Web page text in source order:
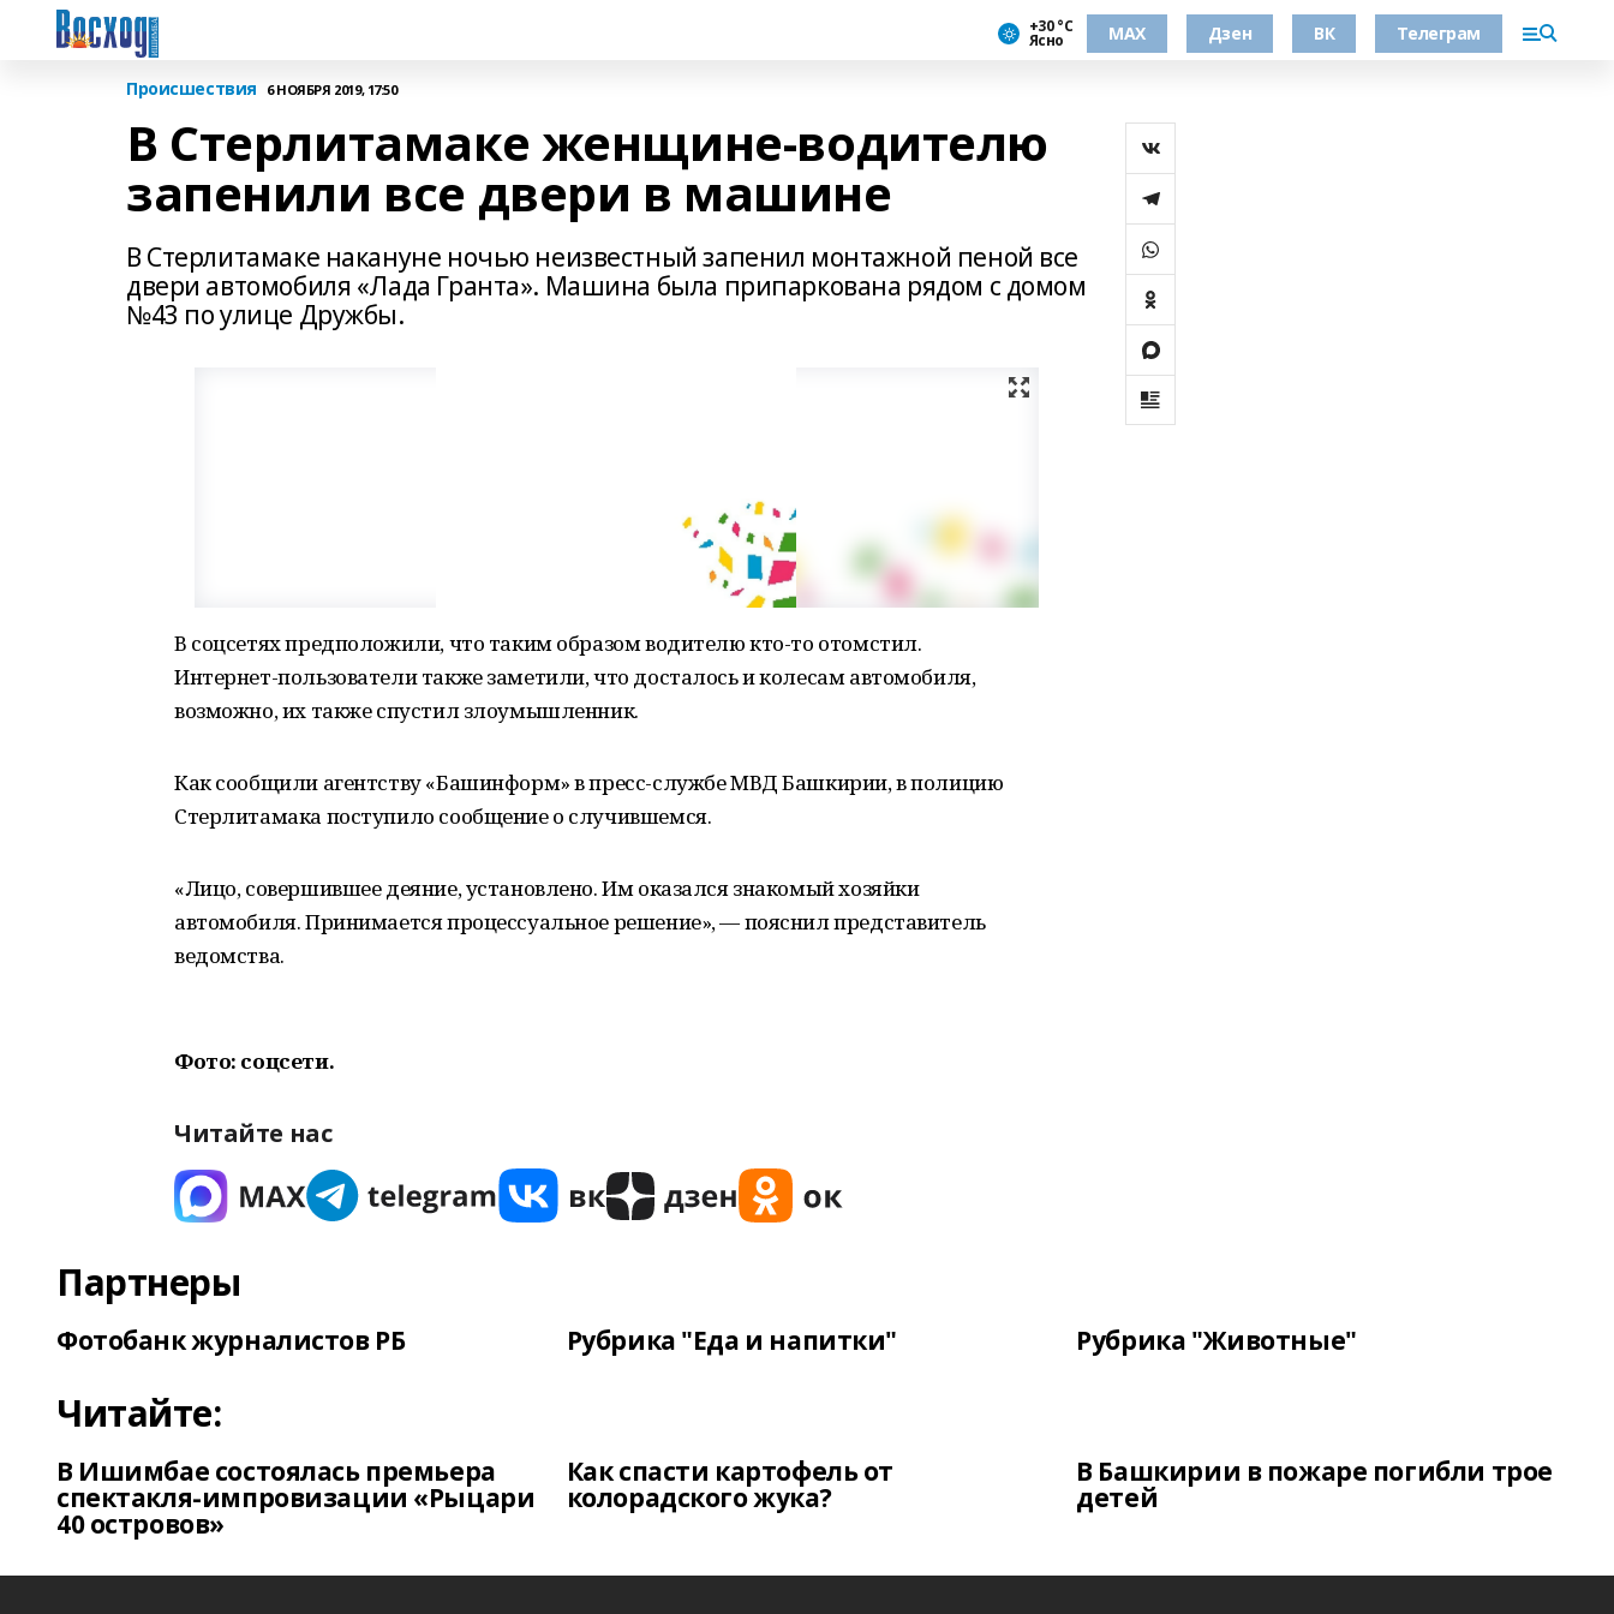
+30 °С
Ясно МАХ Дзен ВК Телеграм
Происшествия 6 НОЯБРЯ 2019, 17:50
В Стерлитамаке женщине-водителю
запенили все двери в машине
В Стерлитамаке накануне ночью неизвестный запенил монтажной пеной все
двери автомобиля «Лада Гранта». Машина была припаркована рядом с домом
№43 по улице Дружбы.
В соцсетях предположили, что таким образом водителю кто-то отомстил.
Интернет-пользователи также заметили, что досталось и колесам автомобиля,
возможно, их также спустил злоумышленник.
Как сообщили агентству «Башинформ» в пресс-службе МВД Башкирии, в полицию
Стерлитамака поступило сообщение о случившемся.
«Лицо, совершившее деяние, установлено. Им оказался знакомый хозяйки
автомобиля. Принимается процессуальное решение», — пояснил представитель
ведомства.
Фото: соцсети.
Читайте нас
Партнеры
Фотобанк журналистов РБ Рубрика "Еда и напитки" Рубрика "Животные"
Читайте:
В Ишимбае состоялась премьера
спектакля-импровизации «Рыцари
40 островов»
Как спасти картофель от
колорадского жука?
В Башкирии в пожаре погибли трое
детей